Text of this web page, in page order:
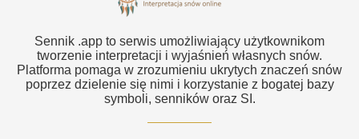
Sennik .app to serwis umożliwiający użytkownikom
tworzenie interpretacji i wyjaśnień własnych snów.
Platforma pomaga w zrozumieniu ukrytych znaczeń snów
poprzez dzielenie się nimi i korzystanie z bogatej bazy
symboli, senników oraz SI.